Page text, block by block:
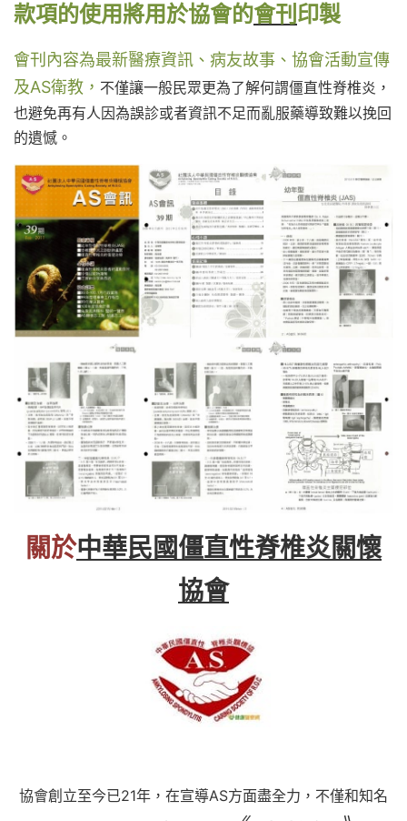
款項的使用將用於協會的會刊 印製
會刊內容為最新醫療資訊、病友故事、協會活動宣傳
及AS衛教 ， 不僅讓一般民眾更為了解何謂僵直性脊椎炎，
也避免再有人因為誤診或者資訊不足而亂服藥導致難以挽回
的遺憾。
關於中華民國僵直性脊椎炎關懷
協會
協會創立至今已21年，在宣導AS方面盡全力，不僅和知名